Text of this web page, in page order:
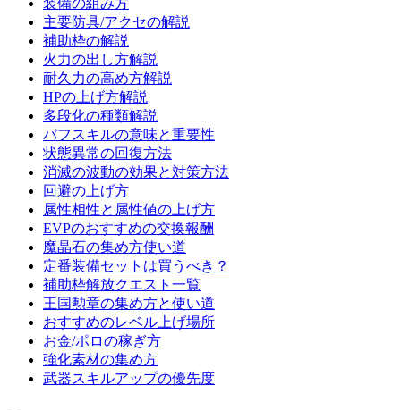
装備の組み方
主要防具/アクセの解説
補助枠の解説
火力の出し方解説
耐久力の高め方解説
HPの上げ方解説
多段化の種類解説
バフスキルの意味と重要性
状態異常の回復方法
消滅の波動の効果と対策方法
回避の上げ方
属性相性と属性値の上げ方
EVPのおすすめの交換報酬
魔晶石の集め方使い道
定番装備セットは買うべき？
補助枠解放クエスト一覧
王国勲章の集め方と使い道
おすすめのレベル上げ場所
お金/ポロの稼ぎ方
強化素材の集め方
武器スキルアップの優先度